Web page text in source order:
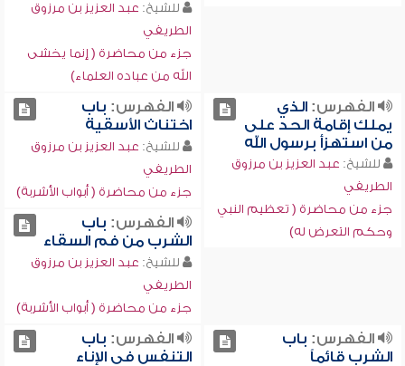
للشيخ: عبد العزيز بن مرزوق
الطريفي
جزء من محاضرة ( إنما يخشى
الله من عباده العلماء)
الفهرس:الذي
يملك إقامة الحد على
من استهزأ برسول الله
للشيخ: عبد العزيز بن مرزوق
الطريفي
جزء من محاضرة ( تعظيم النبي
وحكم التعرض له)
الفهرس: باب
اختناث الأسقية
للشيخ: عبد العزيز بن مرزوق
الطريفي
جزء من محاضرة ( أبواب الأشربة)
الفهرس: باب
الشرب من فم السقاء
للشيخ: عبد العزيز بن مرزوق
الطريفي
جزء من محاضرة ( أبواب الأشربة)
الفهرس: باب
الشرب قائماً
الفهرس: باب
التنفس في الإناء